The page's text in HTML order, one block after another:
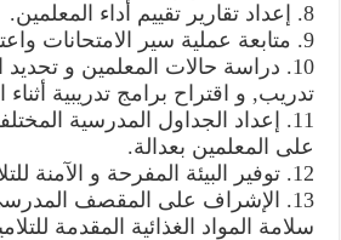
8. إعداد تقارير تقييم أداء المعلمين.
9. متابعة عملية سير الامتحانات واعتماد نتائجها.
10. دراسة حالات المعلمين و تحديد
تدريب, و اقتراح برامج تدريبية أثناء
11. إعداد الجداول المدرسية
على المعلمين بعدالة.
12. توفير البيئة المفرحة و الآمنة للتلاميذ.
13. الإشراف على المقصف
سلامة المواد الغذائية المقدمة